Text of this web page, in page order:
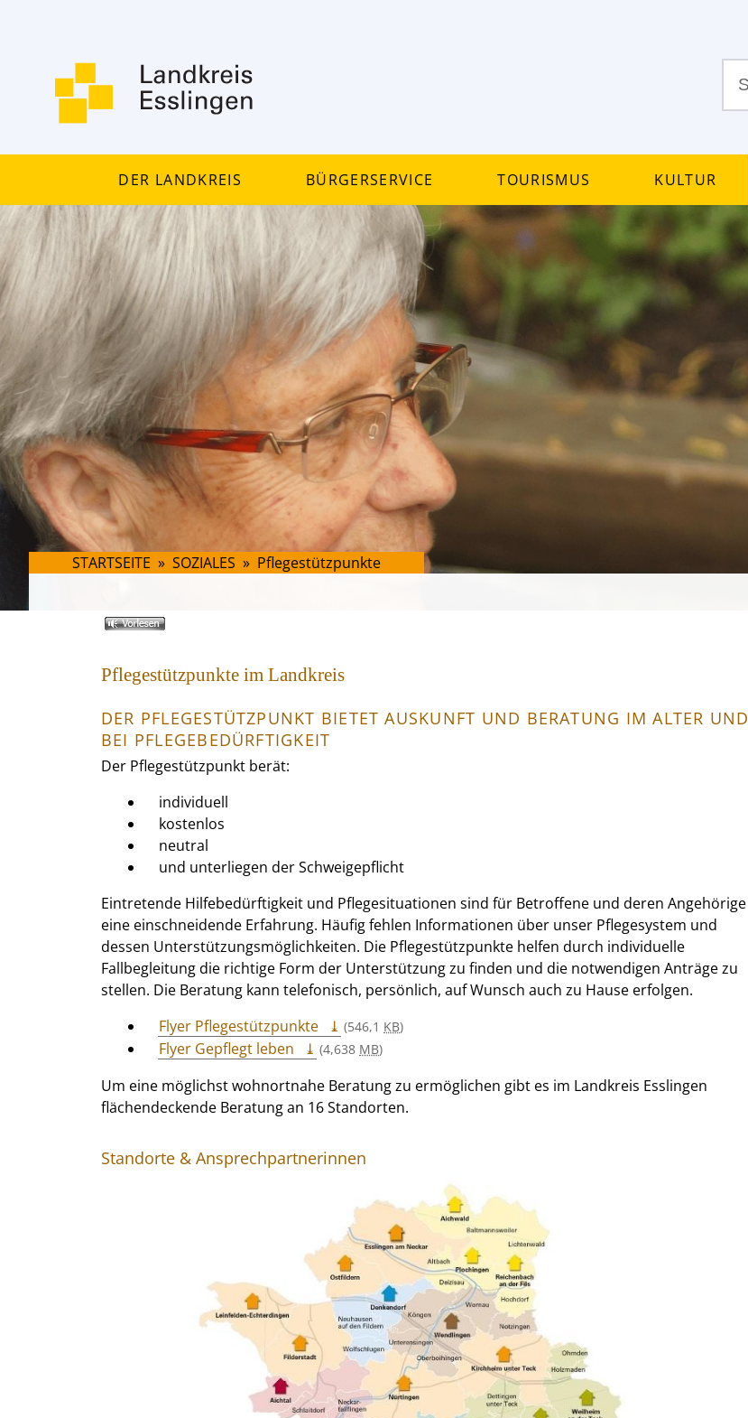
Der Landkreis Bürgerservice Tourismus Kultur
STARTSEITE » SOZIALES » Pflegestützpunkte
Pflegestützpunkte im Landkreis
DER PFLEGESTÜTZPUNKT BIETET AUSKUNFT UND BERATUNG IM ALTER UND
BEI PFLEGEBEDÜRFTIGKEIT
Der Pflegestützpunkt berät:
individuell
kostenlos
neutral
und unterliegen der Schweigepflicht
Eintretende Hilfebedürftigkeit und Pflegesituationen sind für Betroffene und deren Angehörige
eine einschneidende Erfahrung. Häufig fehlen Informationen über unser Pflegesystem und
dessen Unterstützungsmöglichkeiten. Die Pflegestützpunkte helfen durch individuelle
Fallbegleitung die richtige Form der Unterstützung zu finden und die notwendigen Anträge zu
stellen. Die Beratung kann telefonisch, persönlich, auf Wunsch auch zu Hause erfolgen.
Flyer Pflegestützpunkte
(546,1 KB)
Flyer Gepflegt leben (4,638 MB)
Um eine möglichst wohnortnahe Beratung zu ermöglichen gibt es im Landkreis Esslingen
flächendeckende Beratung an 16 Standorten.
Standorte & Ansprechpartnerinnen